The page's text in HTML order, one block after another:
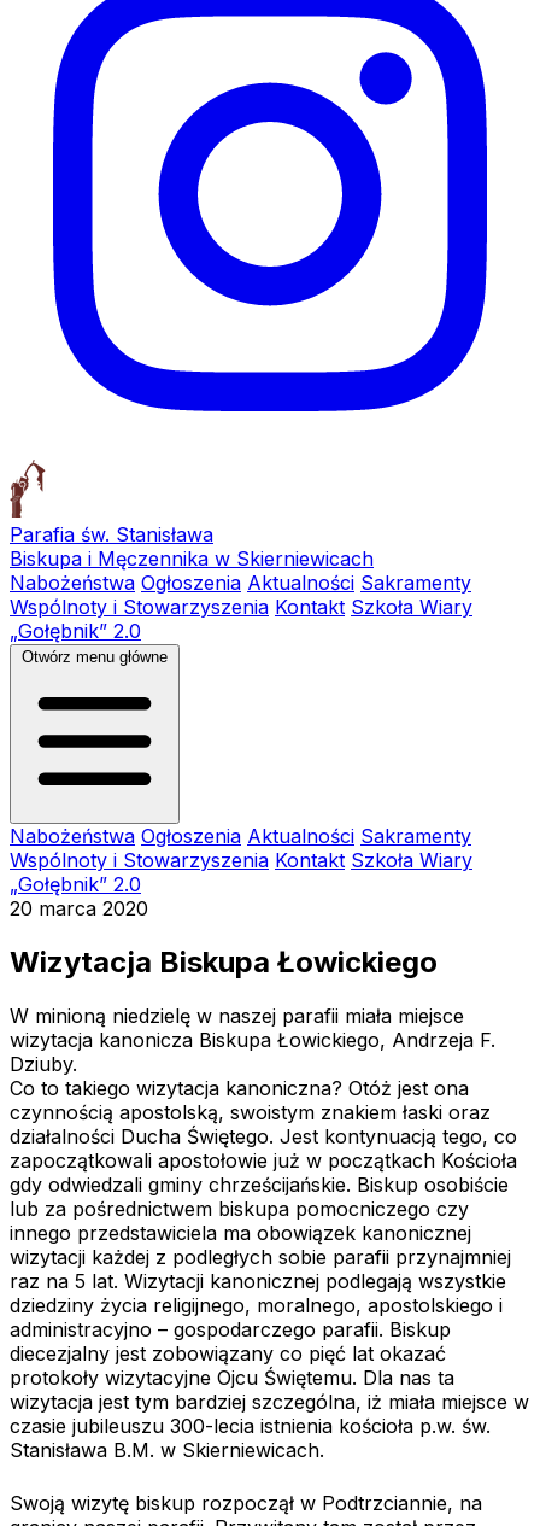
Parafia św. Stanisława
Biskupa i Męczennika w Skierniewicach
Nabożeństwa Ogłoszenia Aktualności Sakramenty
Wspólnoty i Stowarzyszenia Kontakt Szkoła Wiary
„Gołębnik” 2.0
Otwórz menu główne
Nabożeństwa Ogłoszenia Aktualności Sakramenty
Wspólnoty i Stowarzyszenia Kontakt Szkoła Wiary
„Gołębnik” 2.0
20 marca 2020
Wizytacja Biskupa Łowickiego
W minioną niedzielę w naszej parafii miała miejsce
wizytacja kanonicza Biskupa Łowickiego, Andrzeja F.
Dziuby.
Co to takiego wizytacja kanoniczna? Otóż jest ona
czynnością apostolską, swoistym znakiem łaski oraz
działalności Ducha Świętego. Jest kontynuacją tego, co
zapoczątkowali apostołowie już w początkach Kościoła
gdy odwiedzali gminy chrześcijańskie. Biskup osobiście
lub za pośrednictwem biskupa pomocniczego czy
innego przedstawiciela ma obowiązek kanonicznej
wizytacji każdej z podległych sobie parafii przynajmniej
raz na 5 lat. Wizytacji kanonicznej podlegają wszystkie
dziedziny życia religijnego, moralnego, apostolskiego i
administracyjno – gospodarczego parafii. Biskup
diecezjalny jest zobowiązany co pięć lat okazać
protokoły wizytacyjne Ojcu Świętemu. Dla nas ta
wizytacja jest tym bardziej szczególna, iż miała miejsce w
czasie jubileuszu 300-lecia istnienia kościoła p.w. św.
Stanisława B.M. w Skierniewicach.
Swoją wizytę biskup rozpoczął w Podtrzciannie, na